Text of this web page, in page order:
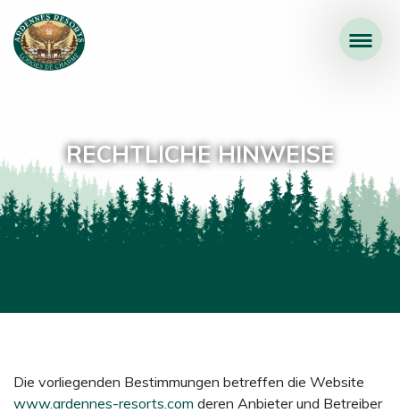
RECHTLICHE HINWEISE
Die vorliegenden Bestimmungen betreffen die Website
www.ardennes-resorts.com deren Anbieter und Betreiber